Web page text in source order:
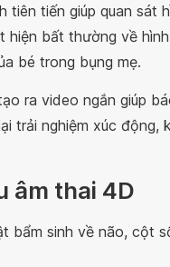
tiên tiến giúp quan sát
bất thường về
bé trong bụng mẹ.
ra video ngắn giúp
trải nghiệm xúc động,
âm thai 4D
bẩm sinh về não, cột